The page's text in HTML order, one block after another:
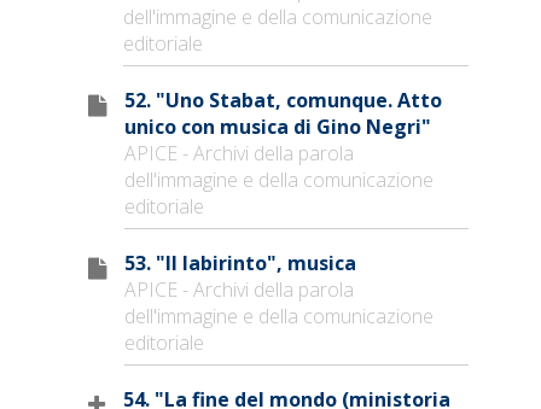
dell'immagine e della comunicazione
editoriale
52. "Uno Stabat, comunque. Atto
unico con musica di Gino Negri"
APICE - Archivi della parola
dell'immagine e della comunicazione
editoriale
53. "Il labirinto", musica
APICE - Archivi della parola
dell'immagine e della comunicazione
editoriale
54. "La fine del mondo (ministoria